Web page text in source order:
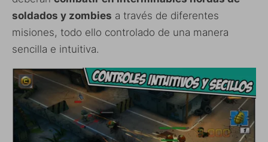
soldados y zombies a través de diferentes
misiones, todo ello controlado de una manera
sencilla e intuitiva.